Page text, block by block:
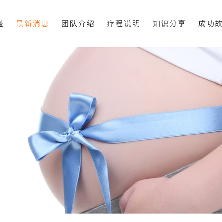
最新消息 团队介绍 疗程说明 知识分享 成功